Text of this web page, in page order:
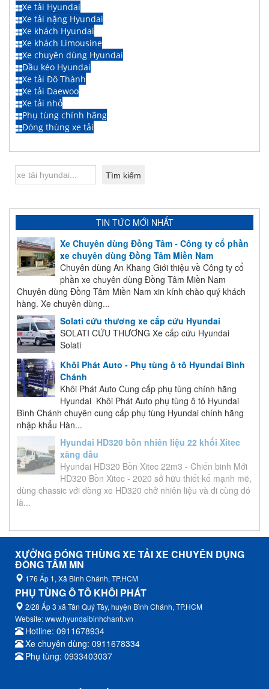
Xe tải Hyundai
Xe tải nặng Hyundai
Xe khách Hyundai
Xe khách Limousine
Xe chuyên dùng Hyundai
Đầu kéo Hyundai
Xe tải Đô Thành
Xe tải Daewoo
Xe tải nhỏ
Phụ tùng chính hãng
Đóng thùng xe tải
TIN TỨC MỚI NHẤT
Xe Chuyên dùng Đồng Tâm - Công ty cổ phần
xe chuyên dùng Đồng Tâm Miền Nam
Chuyên dùng An Khang Giới thiệu về Công ty cổ
phần xe chuyên dùng Đồng Tâm Miền Nam
Chuyên dùng Đồng Tâm Miền Nam xin kính chào quý khách
hàng. Xe chuyên dùng...
Solati cứu thương xe cấp cứu Hyundai
SOLATI CỨU THƯƠNG Xe cấp cứu Hyundai
Solati
Khôi Phát Auto - Phụ tùng ô tô Hyundai Bình
Chánh
Khôi Phát Auto Cung cấp phụ tùng chính hãng
Hyundai Khôi Phát Auto phụ tùng ô tô Hyundai
Bình Chánh chuyên cung cấp phụ tùng Hyundai chính hãng
nhập khẩu Hàn...
Hyundai HD320 bồn nhiên liệu 22 khối Xitec
xăng dầu
Hyundai HD320 Bồn Xitec 22m3 - Chiến binh Mới
HD320 Bồn Xitec - 2020 sở hữu thiết kế mạnh mẽ,
dùng chassic với dòng xe HD320 chở nhiên liệu và đi cùng đó
là...
XƯỞNG ĐÓNG THÙNG XE TẢI XE CHUYÊN DỤNG
ĐỒNG TÂM MN
176 Ấp 1, Xã Bình Chánh, TP.HCM
PHỤ TÙNG Ô TÔ KHÔI PHÁT
2/28 Ấp 3 xã Tân Quý Tây, huyện Bình Chánh, TP.HCM
Website: www.hyundaibinhchanh.vn
Hotline: 0911678934
Xe chuyên dùng: 0911678334
Phụ tùng: 0933403037